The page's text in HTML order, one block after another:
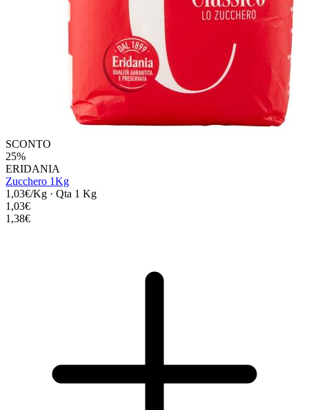
SCONTO
25%
ERIDANIA
Zucchero 1Kg
1,03€/Kg · Qta 1 Kg
1,03€
1,38€